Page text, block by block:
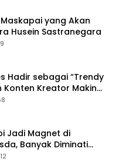
yang Akan
Husein Sastranegara
Hadir sebagai “Trendy
Konten Kreator Makin
Jadi Magnet di
Banyak Diminati